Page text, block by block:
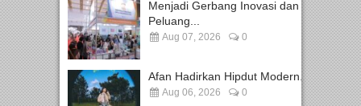
Menjadi Gerbang Inovasi dan
Peluang...
Aug 07, 2026 0
Afan Hadirkan Hipdut Modern...
Aug 06, 2026 0